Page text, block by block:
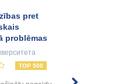
pret
problēmas
TOP 500